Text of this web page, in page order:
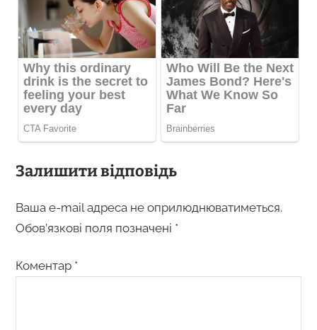
Залишити відповідь
Ваша e-mail адреса не оприлюднюватиметься.
Обов’язкові поля позначені *
Коментар *